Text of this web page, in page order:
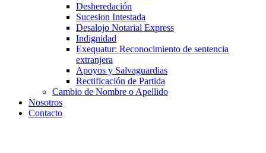
Desheredación
Sucesion Intestada
Desalojo Notarial Express
Indignidad
Exequatur: Reconocimiento de sentencia
extranjera
Apoyos y Salvaguardias
Rectificación de Partida
Cambio de Nombre o Apellido
Nosotros
Contacto